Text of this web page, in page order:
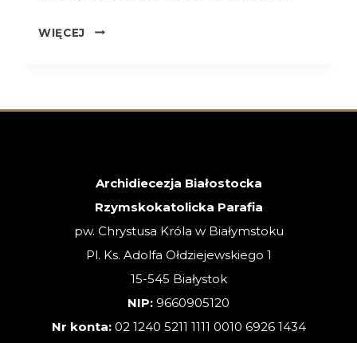
WIĘCEJ
OGŁOSZENIA
ZWYKŁA
Archidiecezja Białostocka
Rzymskokatolicka Parafia
pw. Chrystusa Króla w Białymstoku
Pl. Ks. Adolfa Ołdziejewskiego 1
15-545 Białystok
NIP: 9660905120
Nr konta: 02 1240 5211 1111 0010 6926 1434